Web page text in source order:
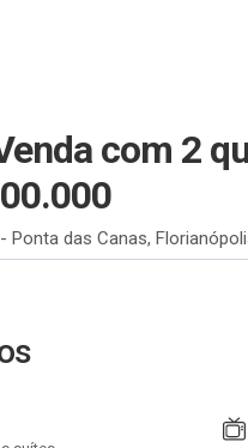
com 2
Ponta das Canas,